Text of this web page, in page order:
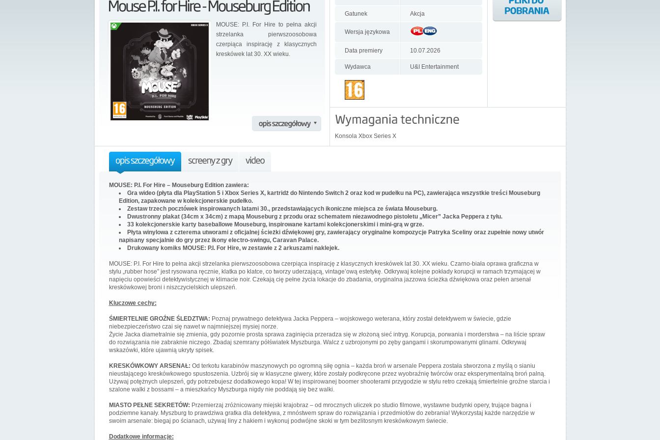
MOUSE: P.I. For Hire to pełna akcji
strzelanka pierwszoosobowa
czerpiąca inspirację z klasycznych
kreskówek lat 30. XX wieku.
Gatunek Akcja
Wersja językowa
Data premiery 10.07.2026
Wydawca U&I Entertainment
Konsola Xbox Series X
MOUSE: P.I. For Hire – Mouseburg Edition zawiera:
Gra wideo (płyta dla PlayStation 5 i Xbox Series X, kartridż do Nintendo Switch 2 oraz kod w pudełku na PC), zawierająca wszystkie treści Mouseburg
Edition, zapakowane w kolekcjonerskie pudełko.
Zestaw trzech pocztówek inspirowanych latami 30., przedstawiających ikoniczne miejsca ze świata Mouseburg.
Dwustronny plakat (34cm x 34cm) z mapą Mouseburg z przodu oraz schematem niezawodnego pistoletu „Micer” Jacka Peppera z tyłu.
33 kolekcjonerskie karty baseballowe Mouseburg, inspirowane kartami kolekcjonerskimi i mini-grą w grze.
Płyta winylowa z czterema utworami z oficjalnej ścieżki dźwiękowej gry, zawierający oryginalne kompozycje Patryka Sceliny oraz zupełnie nowy utwór
napisany specjalnie do gry przez ikony electro-swingu, Caravan Palace.
Drukowany komiks MOUSE: P.I. For Hire, w zestawie z 2 arkuszami naklejek.
MOUSE: P.I. For Hire to pełna akcji strzelanka pierwszoosobowa czerpiąca inspirację z klasycznych kreskówek lat 30. XX wieku. Czarno-biała oprawa graficzna w
stylu „rubber hose” jest rysowana ręcznie, klatka po klatce, co tworzy uderzającą, vintage’ową estetykę. Odkrywaj kolejne pokłady korupcji w ramach trzymającej w
napięciu opowieści detektywistycznej w klimacie noir. Czekają cię pełne życia lokacje do zbadania, oryginalna jazzowa ścieżka dźwiękowa oraz pełen arsenał
kreskówkowej broni i niszczycielskich ulepszeń.
Kluczowe cechy:
ŚMIERTELNIE GROŹNE ŚLEDZTWA: Poznaj prywatnego detektywa Jacka Peppera – wojskowego weterana, który został detektywem w świecie, gdzie
niebezpieczeństwo czai się nawet w najmniejszej mysiej norze.
Życie Jacka diametralnie się zmienia, gdy pozornie prosta sprawa zaginięcia przeradza się w złożoną sieć intryg. Korupcja, porwania i morderstwa – na liście spraw
do rozwiązania nie zabraknie niczego. Zbadaj szemrany półświatek Myszburga. Walcz z uzbrojonymi po zęby gangami i skorumpowanymi glinami. Odkrywaj
wskazówki, które ujawnią ukryty spisek.
KRESKÓWKOWY ARSENAŁ: Od terkotu karabinów maszynowych po ogromną siłę ognia – każda broń w arsenale Peppera została stworzona z myślą o sianiu
nieustającego kreskówkowego spustoszenia. Uzbrój się w klasyczne giwery, które zostały podkręcone przez wyobraźnię twórców oraz eksperymentalną broń palną.
Używaj potężnych ulepszeń, gdy potrzebujesz dodatkowego kopa! W tej inspirowanej boomer shooterami przygodzie w stylu retro czekają śmiertelnie groźne starcia i
szalone walki z bossami – a mieszkańcy Myszburga nigdy nie poddają się bez walki.
MIASTO PEŁNE SEKRETÓW: Przemierzaj zróżnicowany miejski krajobraz – od mrocznych uliczek po studio filmowe, wystawne budynki opery, trujące bagna i
podziemne kanały. Myszburg to prawdziwa gratka dla detektywa, z mnóstwem spraw do rozwiązania i przedmiotów do zebrania! Wykorzystaj każde narzędzie w
swoim arsenale: biegaj po ścianach, używaj liny z hakiem i wykonuj podwójne skoki w tym bezlitosnym kreskówkowym świecie.
Dodatkowe informacje: